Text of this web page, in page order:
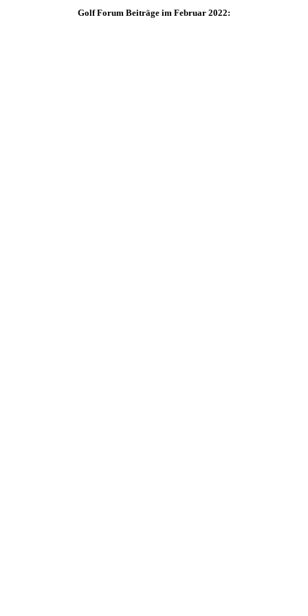
Golf Forum Beiträge im Februar 2022: